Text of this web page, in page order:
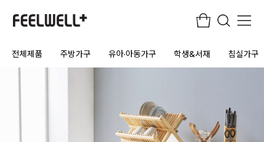
전체제품 주방가구 유아·아동가구 학생&서재 침실가구